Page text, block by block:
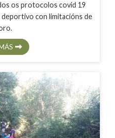
os protocolos covid 19
con limitacións de